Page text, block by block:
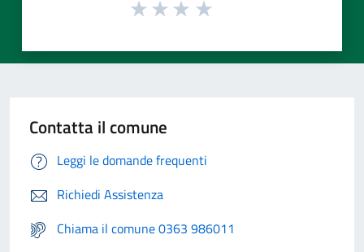
Contatta il comune
Leggi le domande frequenti
Richiedi Assistenza
Chiama il comune 0363 986011